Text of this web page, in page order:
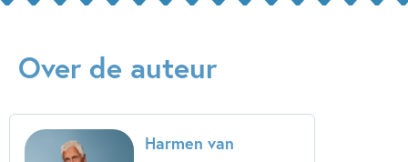
Over de auteur
Harmen van